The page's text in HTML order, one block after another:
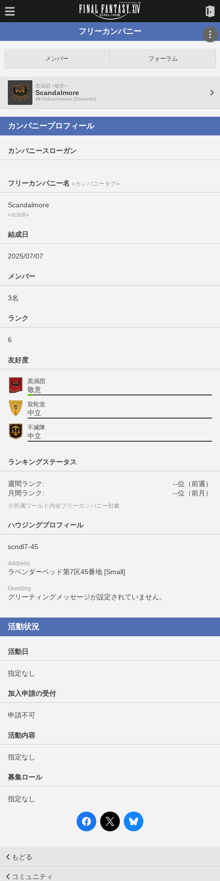
フリーカンパニー
メンバー フォーラム
黒渦団 <敬意>
Scandalmore
Halicarnassus [Dynamis]
カンパニープロフィール
カンパニースローガン
フリーカンパニー名 «カンパニータグ»
Scandalmore
«scndl»
結成日
2025/07/07
メンバー
3名
ランク
6
友好度
黒渦団
敬意
双蛇党
中立
不滅隊
中立
ランキングステータス
週間ランク:
--位（前週）
月間ランク:
--位（前月）
※所属ワールド内全フリーカンパニー対象
ハウジングプロフィール
scndl7-45
Address
ラベンダーベッド第7区45番地 [Small]
Greeting
グリーティングメッセージが設定されていません。
活動状況
活動日
指定なし
加入申請の受付
申請不可
活動内容
指定なし
募集ロール
指定なし
もどる
コミュニティ